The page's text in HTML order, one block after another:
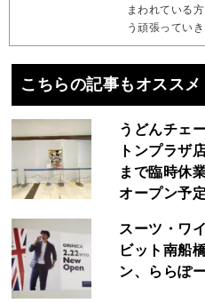
まわれている
う頑張っていき
こちらの記事もオススメ
うどんチェ
トンプラザ
まで臨時休
オープン予定
スーツ・ワ
ビット南船
ン、ららぽ